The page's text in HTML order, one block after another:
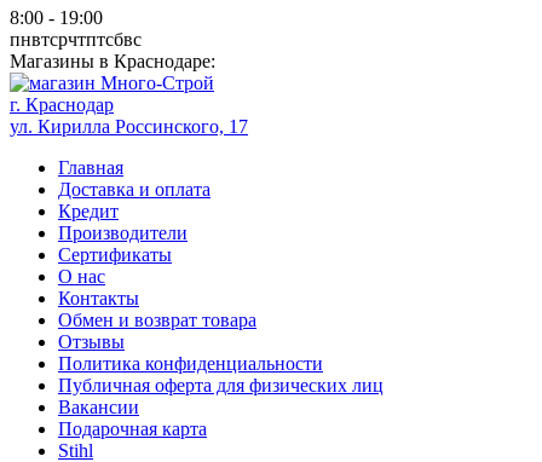
8:00 - 19:00
пнвтсрчтптсбвс
Магазины в Краснодаре:
г. Краснодар
ул. Кирилла Россинского, 17
Главная
Доставка и оплата
Кредит
Производители
Сертификаты
О нас
Контакты
Обмен и возврат товара
Отзывы
Политика конфиденциальности
Публичная оферта для физических лиц
Вакансии
Подарочная карта
Stihl